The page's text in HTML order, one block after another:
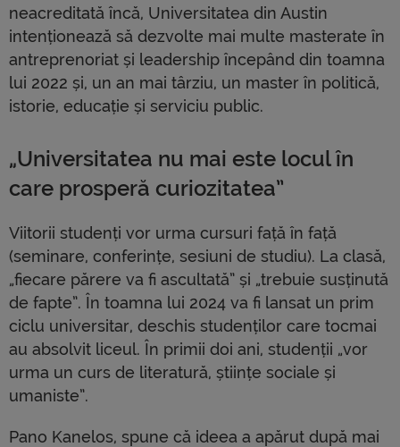
neacreditată încă, Universitatea din Austin
intenționează să dezvolte mai multe masterate în
antreprenoriat și leadership începând din toamna
lui 2022 și, un an mai târziu, un master în politică,
istorie, educație și serviciu public.
„Universitatea nu mai este locul în
care prosperă curiozitatea”
Viitorii studenți vor urma cursuri față în față
(seminare, conferințe, sesiuni de studiu). La clasă,
„fiecare părere va fi ascultată” și „trebuie susținută
de fapte”. În toamna lui 2024 va fi lansat un prim
ciclu universitar, deschis studenților care tocmai
au absolvit liceul. În primii doi ani, studenții „vor
urma un curs de literatură, științe sociale și
umaniste”.
Pano Kanelos, spune că ideea a apărut după mai